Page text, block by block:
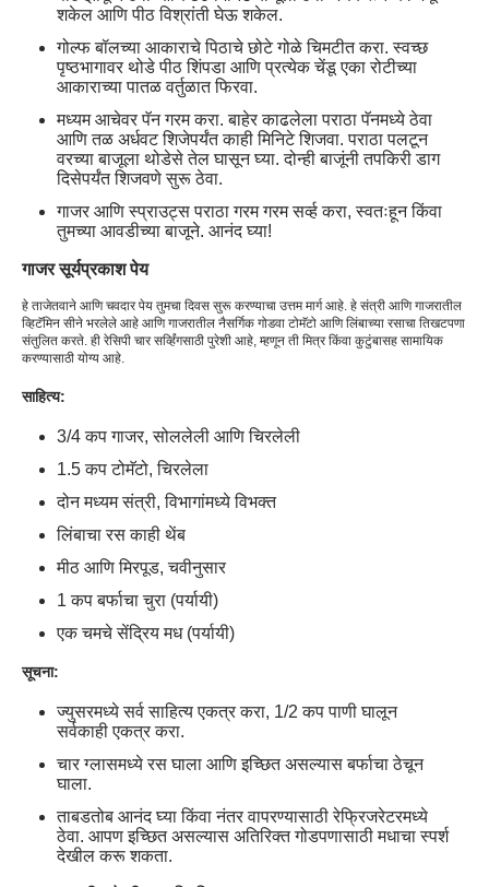
शकेल आणि पीठ विश्रांती घेऊ शकेल.
गोल्फ बॉलच्या आकाराचे पिठाचे छोटे गोळे चिमटीत करा. स्वच्छ
पृष्ठभागावर थोडे पीठ शिंपडा आणि प्रत्येक चेंडू एका रोटीच्या
आकाराच्या पातळ वर्तुळात फिरवा.
मध्यम आचेवर पॅन गरम करा. बाहेर काढलेला पराठा पॅनमध्ये ठेवा
आणि तळ अर्धवट शिजेपर्यंत काही मिनिटे शिजवा. पराठा पलटून
वरच्या बाजूला थोडेसे तेल घासून घ्या. दोन्ही बाजूंनी तपकिरी डाग
दिसेपर्यंत शिजवणे सुरू ठेवा.
गाजर आणि स्प्राउट्स पराठा गरम गरम सर्व्ह करा, स्वतःहून किंवा
तुमच्या आवडीच्या बाजूने. आनंद घ्या!
गाजर सूर्यप्रकाश पेय
हे ताजेतवाने आणि चवदार पेय तुमचा दिवस सुरू करण्याचा उत्तम मार्ग आहे. हे संत्री आणि गाजरातील
व्हिटॅमिन सीने भरलेले आहे आणि गाजरातील नैसर्गिक गोडवा टोमॅटो आणि लिंबाच्या रसाचा तिखटपणा
संतुलित करते. ही रेसिपी चार सर्व्हिंगसाठी पुरेशी आहे, म्हणून ती मित्र किंवा कुटुंबासह सामायिक
करण्यासाठी योग्य आहे.
साहित्य:
3/4 कप गाजर, सोललेली आणि चिरलेली
1.5 कप टोमॅटो, चिरलेला
दोन मध्यम संत्री, विभागांमध्ये विभक्त
लिंबाचा रस काही थेंब
मीठ आणि मिरपूड, चवीनुसार
1 कप बर्फाचा चुरा (पर्यायी)
एक चमचे सेंद्रिय मध (पर्यायी)
सूचना:
ज्युसरमध्ये सर्व साहित्य एकत्र करा, 1/2 कप पाणी घालून
सर्वकाही एकत्र करा.
चार ग्लासमध्ये रस घाला आणि इच्छित असल्यास बर्फाचा ठेचून
घाला.
ताबडतोब आनंद घ्या किंवा नंतर वापरण्यासाठी रेफ्रिजरेटरमध्ये
ठेवा. आपण इच्छित असल्यास अतिरिक्त गोडपणासाठी मधाचा स्पर्श
देखील करू शकता.